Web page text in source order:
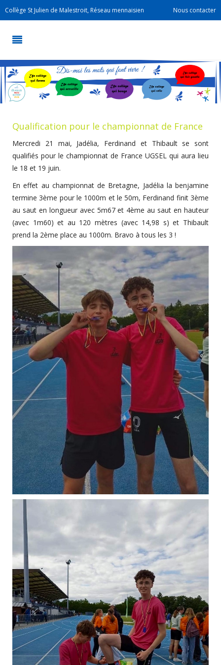
Collège St Julien de Malestroit, Réseau mennaisien Nous contacter
Qualification pour le championnat de France
Mercredi 21 mai, Jadélia, Ferdinand et Thibault se sont
qualifiés pour le championnat de France UGSEL qui aura lieu
le 18 et 19 juin.
En effet au championnat de Bretagne, Jadélia la benjamine
termine 3ème pour le 1000m et le 50m, Ferdinand finit 3ème
au saut en longueur avec 5m67 et 4ème au saut en hauteur
(avec 1m60) et au 120 mètres (avec 14,98 s) et Thibault
prend la 2ème place au 1000m. Bravo à tous les 3 !